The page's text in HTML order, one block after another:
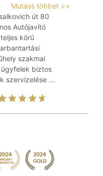
Mutass többet >>
út 80
Autójavító
körű
szakmai
biztos
szervizelése ...